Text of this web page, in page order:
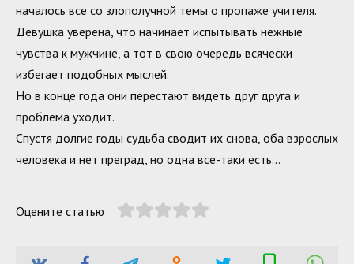
началось все со злополучной темы о пропаже учителя.
Девушка уверена, что начинает испытывать нежные
чувства к мужчине, а тот в свою очередь всячески
избегает подобных мыслей.
Но в конце года они перестают видеть друг друга и
проблема уходит.
Спустя долгие годы судьба сводит их снова, оба взрослых
человека и нет преград, но одна все-таки есть…
Оцените статью